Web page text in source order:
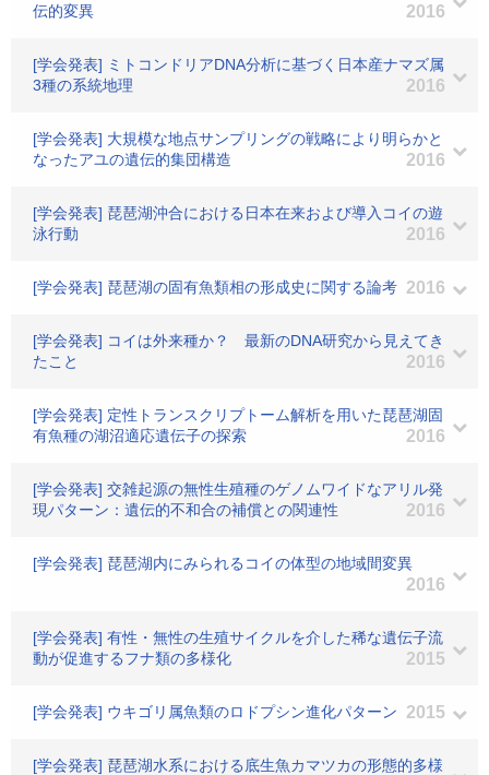
伝的変異
2016
[学会発表] ミトコンドリアDNA分析に基づく日本産ナマズ属
3種の系統地理
2016
[学会発表] 大規模な地点サンプリングの戦略により明らかと
なったアユの遺伝的集団構造
2016
[学会発表] 琵琶湖沖合における日本在来および導入コイの遊
泳行動
2016
[学会発表] 琵琶湖の固有魚類相の形成史に関する論考 2016
[学会発表] コイは外来種か？ 最新のDNA研究から見えてき
たこと
2016
[学会発表] 定性トランスクリプトーム解析を用いた琵琶湖固
有魚種の湖沼適応遺伝子の探索
2016
[学会発表] 交雑起源の無性生殖種のゲノムワイドなアリル発
現パターン：遺伝的不和合の補償との関連性
2016
[学会発表] 琵琶湖内にみられるコイの体型の地域間変異
2016
[学会発表] 有性・無性の生殖サイクルを介した稀な遺伝子流
動が促進するフナ類の多様化
2015
[学会発表] ウキゴリ属魚類のロドプシン進化パターン 2015
[学会発表] 琵琶湖水系における底生魚カマツカの形態的多様